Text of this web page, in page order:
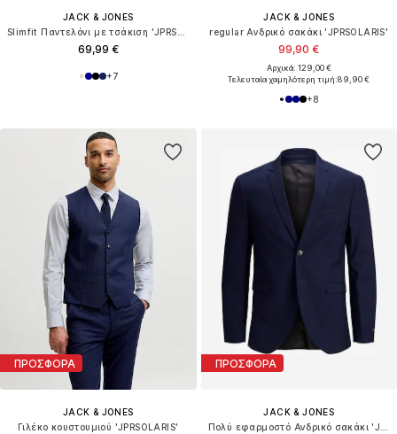
JACK & JONES
69,99 €
+7
JACK & JONES
regular Ανδρικό σακάκι 'JPRSOLARIS'
99,90 €
Αρχικά: 129,00 €
Τελευταία χαμηλότερη τιμή:89,90 €
+8
ΠΡΟΣΦΟΡΑ
JACK & JONES
Γιλέκο κουστουμιού 'JPRSOLARIS'
ΠΡΟΣΦΟΡΑ
JACK & JONES